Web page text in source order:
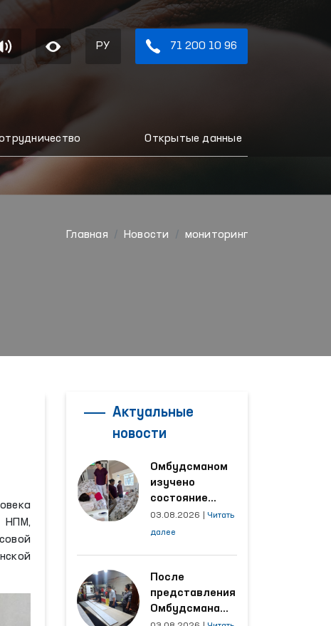
РУ 71 200 10 96
Открытые данные
Главная Новости мониторинг
НПМ,
Актуальные
новости
Омбудсманом
изучено
состояние
женщины,
пострадавшей от
области
03.08.2026
Читать
далее
После
представления
Омбудсмана